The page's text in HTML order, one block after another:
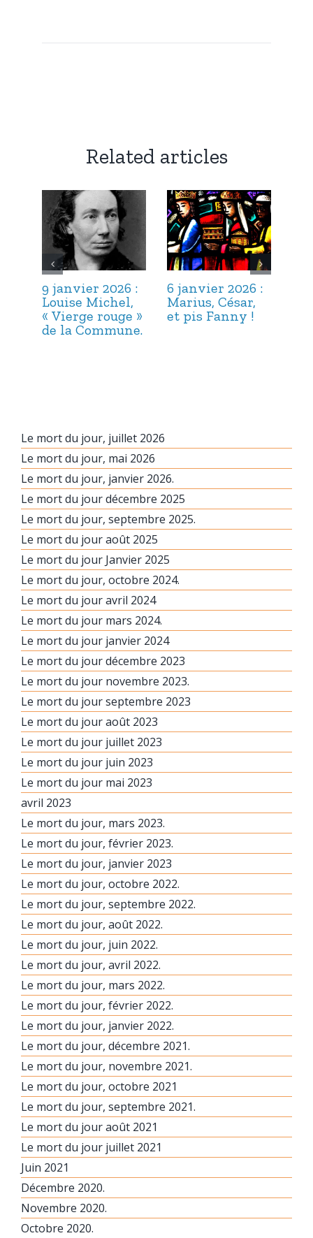
Related articles
9 janvier 2026 :
Louise Michel,
« Vierge rouge »
de la Commune.
6 janvier 2026 :
Marius, César,
et pis Fanny !
Le mort du jour, juillet 2026
Le mort du jour, mai 2026
Le mort du jour, janvier 2026.
Le mort du jour décembre 2025
Le mort du jour, septembre 2025.
Le mort du jour août 2025
Le mort du jour Janvier 2025
Le mort du jour, octobre 2024.
Le mort du jour avril 2024
Le mort du jour mars 2024.
Le mort du jour janvier 2024
Le mort du jour décembre 2023
Le mort du jour novembre 2023.
Le mort du jour septembre 2023
Le mort du jour août 2023
Le mort du jour juillet 2023
Le mort du jour juin 2023
Le mort du jour mai 2023
avril 2023
Le mort du jour, mars 2023.
Le mort du jour, février 2023.
Le mort du jour, janvier 2023
Le mort du jour, octobre 2022.
Le mort du jour, septembre 2022.
Le mort du jour, août 2022.
Le mort du jour, juin 2022.
Le mort du jour, avril 2022.
Le mort du jour, mars 2022.
Le mort du jour, février 2022.
Le mort du jour, janvier 2022.
Le mort du jour, décembre 2021.
Le mort du jour, novembre 2021.
Le mort du jour, octobre 2021
Le mort du jour, septembre 2021.
Le mort du jour août 2021
Le mort du jour juillet 2021
Juin 2021
Décembre 2020.
Novembre 2020.
Octobre 2020.